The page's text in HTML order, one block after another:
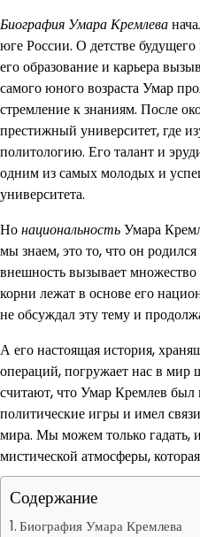
Биография Умара Кремлева
юге России. О детстве
его образование и карьера
самого юного возраста Умар
стремление к знаниям. После
престижный университет, где
политологию. Его талант и
одним из самых молодых и
университета.
НонациональностьУмара
мы знаем, это то, что он
внешность вызывает
корни лежат в основе его
не обсуждал эту тему и
А его настоящая история,
операций, погружает нас в
считают, что Умар Кремлев был
политические игры и имел
мира. Мы можем только гадать,
мистической атмосферы,
Содержание
Биография Умара Кремлева